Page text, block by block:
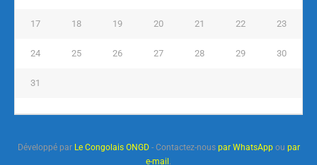
17 18 19 20 21 22 23
24 25 26 27 28 29 30
31
Développé par Le Congolais ONGD- Contactez-nous par WhatsAppou par
e-mail.